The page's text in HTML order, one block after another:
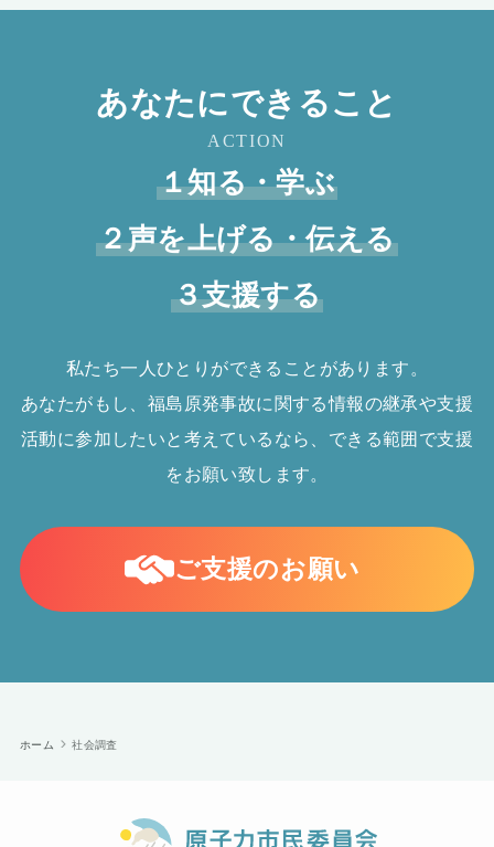
あなたにできること
ACTION
１知る・学ぶ
２声を上げる・伝える
３支援する
私たち一人ひとりができることがあります。
あなたがもし、福島原発事故に関する情報の継承や支援
活動に参加したいと考えているなら、できる範囲で支援
をお願い致します。
ご支援のお願い
ホーム 社会調査